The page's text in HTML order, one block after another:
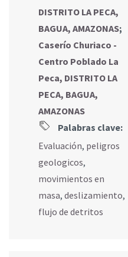
DISTRITO LA PECA,
BAGUA, AMAZONAS;
Caserío Churiaco -
Centro Poblado La
Peca, DISTRITO LA
PECA, BAGUA,
AMAZONAS
Palabras clave:
Evaluación, peligros
geologicos,
movimientos en
masa, deslizamiento,
flujo de detritos